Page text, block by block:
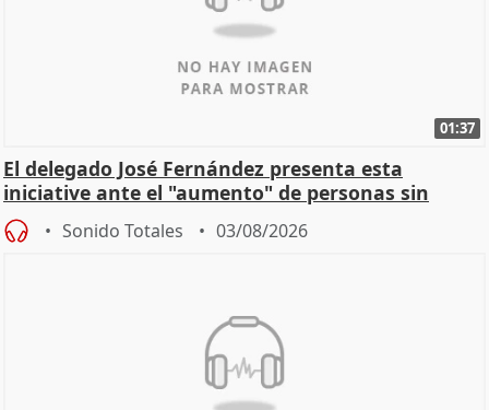
01:37
El delegado José Fernández presenta esta
iniciative ante el "aumento" de personas sin
hogar en Madri
Sonido Totales 03/08/2026